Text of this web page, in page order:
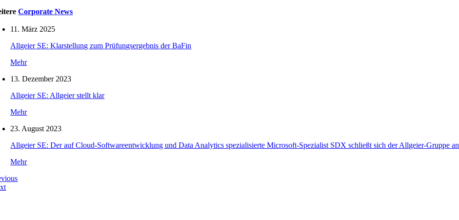
Corporate News
11. März 2025
Allgeier SE: Klarstellung zum Prüfungsergebnis der BaFin
Mehr
13. Dezember 2023
Allgeier SE: Allgeier stellt klar
Mehr
23. August 2023
Allgeier SE: Der auf Cloud-Softwareentwicklung und Data Analytics spezialisierte Microsoft-Spezialist SDX schließt sich der Allgeier-Gruppe an
Mehr